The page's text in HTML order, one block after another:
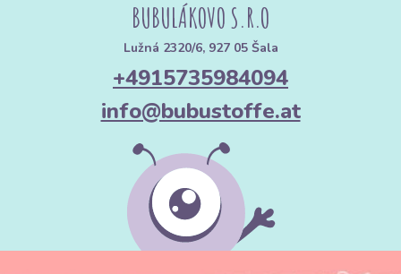
BUBULÁKOVO S.R.O
Lužná 2320/6, 927 05 Šala
+4915735984094
info@bubustoffe.at